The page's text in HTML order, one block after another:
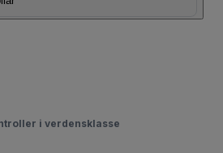
i verdensklasse